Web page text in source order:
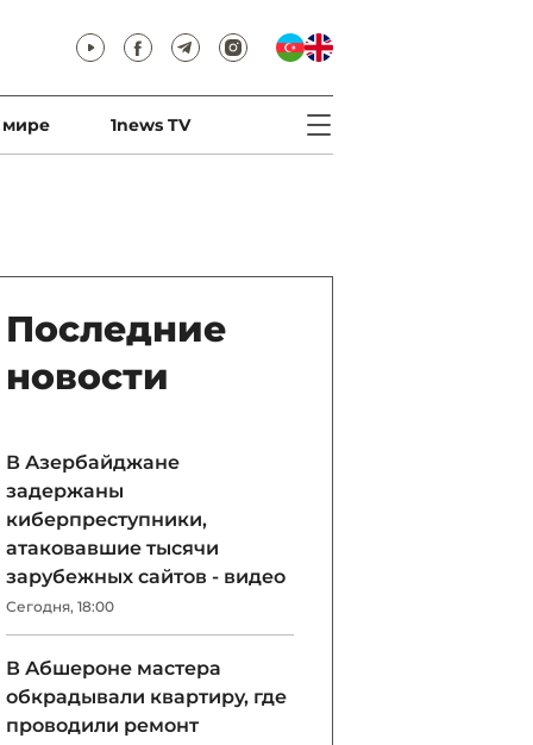
мире 1news TV
Последние
новости
В Азербайджане
задержаны
киберпреступники,
атаковавшие тысячи
зарубежных сайтов - видео
Сегодня, 18:00
В Абшероне мастера
обкрадывали квартиру, где
проводили ремонт